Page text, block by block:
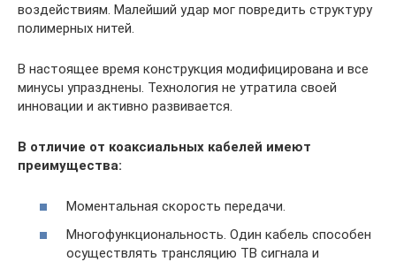
воздействиям. Малейший удар мог повредить структуру
полимерных нитей.
В настоящее время конструкция модифицирована и все
минусы упразднены. Технология не утратила своей
инновации и активно развивается.
В отличие от коаксиальных кабелей имеют
преимущества:
Моментальная скорость передачи.
Многофункциональность. Один кабель способен
осуществлять трансляцию ТВ сигнала и